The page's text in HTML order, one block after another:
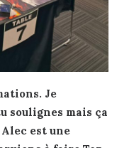
Je
soulignes mais ça
est une